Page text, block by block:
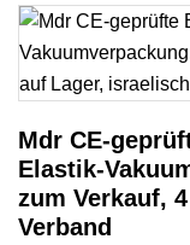
Mdr CE-
Elastik-
zum Verkauf,
Verband